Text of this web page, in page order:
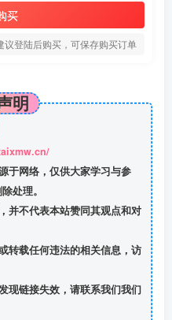
买
议登陆后购买，可保存购买订单
明
于网络，仅供大家学习与参
处理。
并不代表本站赞同其观点和对
转载任何违法的相关信息，访
现链接失效，请联系我们我们